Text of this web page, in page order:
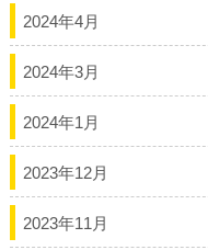
2024年4月
2024年3月
2024年1月
2023年12月
2023年11月